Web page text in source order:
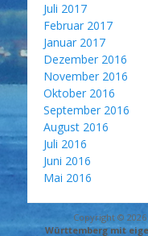
Juli 2017
Februar 2017
Januar 2017
Dezember 2016
November 2016
Oktober 2016
September 2016
August 2016
Juli 2016
Juni 2016
Mai 2016
Copyright © 2026
Württemberg mit